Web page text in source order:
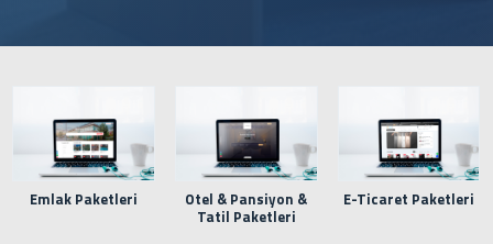
Paketleri
Otel & Pansiyon &
Tatil Paketleri
E-Ticaret Paketleri